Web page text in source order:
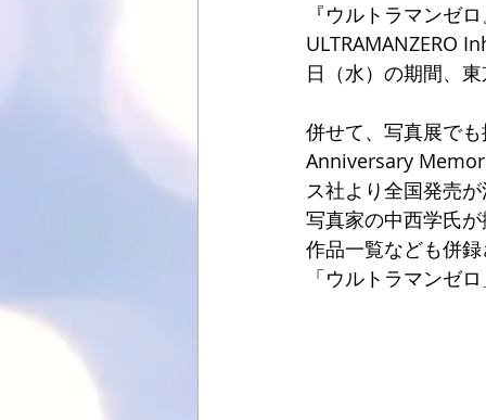
『ウルトラマンゼ
ULTRAMANZERO
日（水）の期間、
併せて、写真展で
Anniversary
ス社より全国発売
写真家の中西学氏
作品一覧なども併
「ウルトラマンゼ